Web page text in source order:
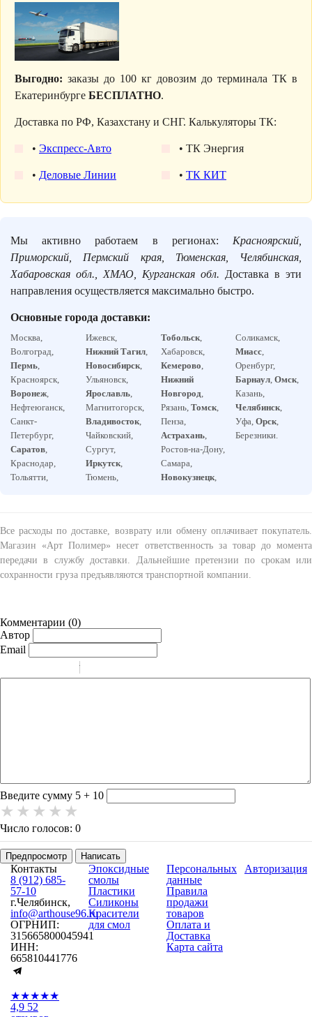
Выгодно: заказы до 100 кг довозим до терминала ТК в
Екатеринбурге БЕСПЛАТНО.
Доставка по РФ, Казахстану и СНГ. Калькуляторы ТК:
• Экспресс-Авто
• Деловые Линии
• ТК Энергия
• ТК КИТ
Мы активно работаем в регионах: Красноярский,
Приморский, Пермский края, Тюменская, Челябинская,
Хабаровская обл., ХМАО, Курганская обл. Доставка в эти
направления осуществляется максимально быстро.
Основные города доставки:
Москва,
Волгоград,
Пермь,
Красноярск,
Воронеж,
Нефтеюганск,
Санкт-
Петербург,
Саратов,
Краснодар,
Тольятти,
Ижевск,
Нижний Тагил,
Новосибирск,
Ульяновск,
Ярославль,
Магнитогорск,
Владивосток,
Чайковский,
Сургут,
Иркутск,
Тюмень,
Тобольск,
Хабаровск,
Кемерово,
Нижний
Новгород,
Рязань, Томск,
Пенза,
Астрахань,
Ростов-на-Дону,
Самара,
Новокузнецк,
Соликамск,
Миасс,
Оренбург,
Барнаул,Омск,
Казань,
Челябинск,
Уфа,Орск,
Березники.
Все расходы по доставке, возврату или обмену оплачивает покупатель.
Магазин «Арт Полимер» несет ответственность за товар до момента
передачи в службу доставки. Дальнейшие претензии по срокам или
сохранности груза предъявляются транспортной компании.
Комментарии (0)
Автор
Email
-
-
-
Введите сумму 5 + 10
Число голосов: 0
Предпросмотр Написать
Контакты
8 (912) 685-
57-10
г.Челябинск,
info@arthouse96.ru
ОГРНИП:
315665800045941
ИНН:
665810441776
★★★★★
4,9 52
Эпоксидные
смолы
Пластики
Силиконы
Красители
для смол
Персональных
данные
Правила
продажи
товаров
Оплата и
Доставка
Карта сайта
Авторизация